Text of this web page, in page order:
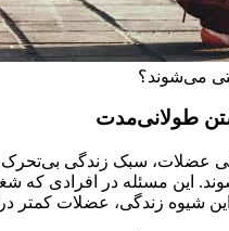
می‌شوند؟
عضلات، سبک زندگی بی‌تحرک
مسئله در افرادی که
شیوه زندگی، عضلات